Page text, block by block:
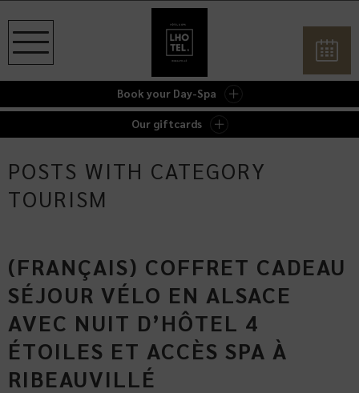
Book your Day-Spa
Our giftcards
POSTS WITH CATEGORY
TOURISM
(FRANÇAIS) COFFRET CADEAU
SÉJOUR VÉLO EN ALSACE
AVEC NUIT D’HÔTEL 4
ÉTOILES ET ACCÈS SPA À
RIBEAUVILLÉ